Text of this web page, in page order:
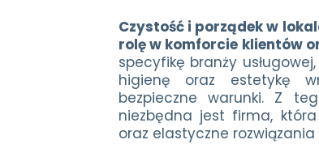
Czystość i porządek w
rolę w komforcie klientów
specyfikę branży
higienę oraz estetykę
bezpieczne warunki. Z
niezbędna jest firma,
oraz elastyczne